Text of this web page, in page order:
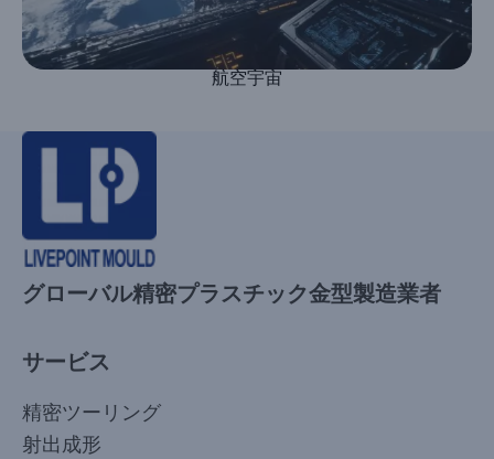
航空宇宙
グローバル精密プラスチック金型製造業者
サービス
精密ツーリング
射出成形